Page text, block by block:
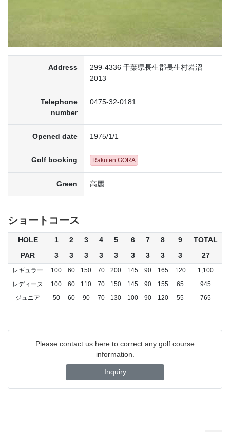
Address
299-4336 千葉県長生郡長生村岩沼
2013
Telephone
number
0475-32-0181
Opened date 1975/1/1
Golf booking Rakuten GORA
Green 高麗
ショートコース
HOLE 1 2 3 4 5 6 7 8 9
TOTAL
PAR
3 3 3 3 3 3 3 3 3 27
レギュラー 100 60 150 70 200 145 90 165 120
1,100
レディース
100 60 110 70 150 145 90 155 65
945
ジュニア
50 60 90 70 130 100 90 120 55 765
Please contact us here to correct any golf course
information.
Inquiry